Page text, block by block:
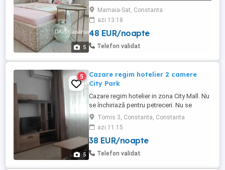
5
Va asteptam cu drag sa va petreceti
VACANTA la din Mamaia NORD la 3 MIN
jos de plaja LEMONcliff AZIMUTH.
_________________________________________
Telefon & WhatsApp: O755 772 277 În
supermarketuri. Prețul ...
Mamaia-Sat, Constanta
azi 13:18
48 EUR/noapte
Telefon validat
5
5
Cazare regim hotelier 2 camere
City Park
Cazare regim hotelier in zona City Mall. Nu
se închiriază pentru petreceri. Nu se
primesc escorte Pana în 3 zile - 250 lei
Peste 3 zile - 200 lei Iulie și august- 300 lei
Apartamentul este complet mobilat si
utilat modern si foarte curat, totul nou.
Încălzirea si apa caldă se face cu centrală
Tomis 3, Constanta, Constanta
azi 11:15
38 EUR/noapte
Telefon validat